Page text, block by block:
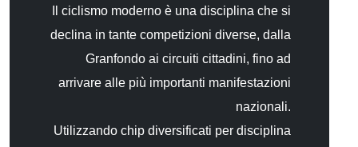
Il ciclismo moderno è una disciplina che si
declina in tante competizioni diverse, dalla
Granfondo ai circuiti cittadini, fino ad
arrivare alle più importanti manifestazioni
nazionali.
Utilizzando chip diversificati per disciplina